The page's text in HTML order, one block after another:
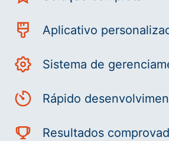
Aplicativo
Sistema de
Rápido
Resultados